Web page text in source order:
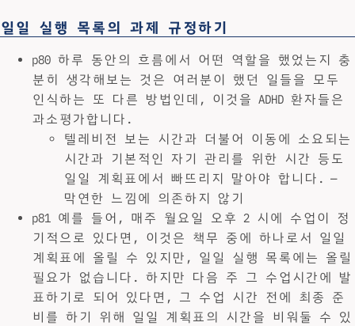
일일 실행 목록의 과제 규정하기
p80 하루 동안의 흐름에서 어떤 역할을 했었는지 충
분히 생각해보는 것은 여러분이 했던 일들을 모두
인식하는 또 다른 방법인데, 이것을 ADHD 환자들은
과소평가합니다.
텔레비전 보는 시간과 더불어 이동에 소요되는
시간과 기본적인 자기 관리를 위한 시간 등도
일일 계획표에서 빠뜨리지 말아야 합니다. —
막연한 느낌에 의존하지 않기
p81 예를 들어, 매주 월요일 오후 2 시에 수업이 정
기적으로 있다면, 이것은 책무 중에 하나로서 일일
계획표에 올릴 수 있지만, 일일 실행 목록에는 올릴
필요가 없습니다. 하지만 다음 주 그 수업시간에 발
표하기로 되어 있다면, 그 수업 시간 전에 최종 준
비를 하기 위해 일일 계획표의 시간을 비워둘 수 있